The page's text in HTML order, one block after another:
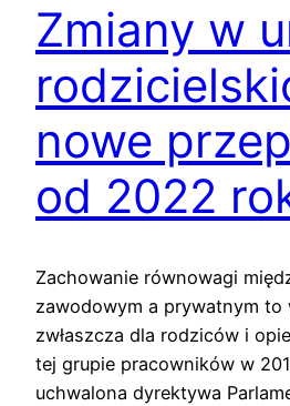
Zmiany w
nowe
od 2022
Zachowanie równowagi
zawodowym a prywatnym to
zwłaszcza dla rodziców i
tej grupie pracowników w
uchwalona dyrektywa